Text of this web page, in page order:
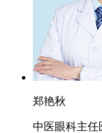
郑艳秋
中医眼科主任